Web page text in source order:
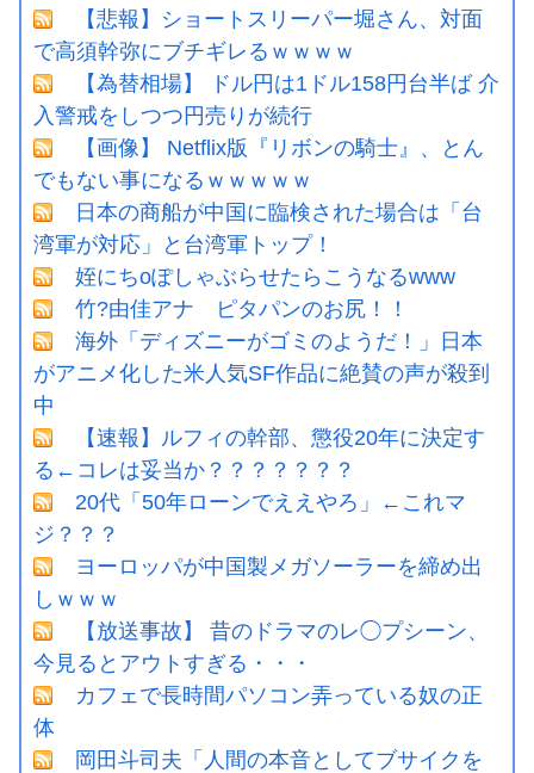
【悲報】ショートスリーパー堀さん、対面
で高須幹弥にブチギレるｗｗｗｗ
【為替相場】 ドル円は1ドル158円台半ば 介
入警戒をしつつ円売りが続行
【画像】 Netflix版『リボンの騎士』、とん
でもない事になるｗｗｗｗｗ
日本の商船が中国に臨検された場合は「台
湾軍が対応」と台湾軍トップ！
姪にちoぽしゃぶらせたらこうなるwww
竹?由佳アナ ピタパンのお尻！！
海外「ディズニーがゴミのようだ！」日本
がアニメ化した米人気SF作品に絶賛の声が殺到
中
【速報】ルフィの幹部、懲役20年に決定す
る←コレは妥当か？？？？？？？
20代「50年ローンでええやろ」←これマ
ジ？？？
ヨーロッパが中国製メガソーラーを締め出
しｗｗｗ
【放送事故】 昔のドラマのレ◯プシーン、
今見るとアウトすぎる・・・
カフェで長時間パソコン弄っている奴の正
体
岡田斗司夫「人間の本音としてブサイクを